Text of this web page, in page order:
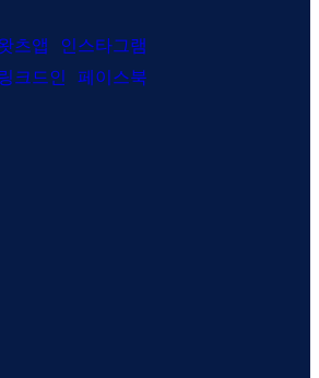
츠앱
인스타그램
크드인
페이스북